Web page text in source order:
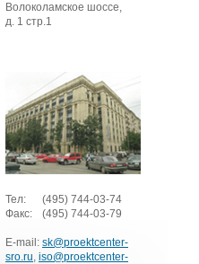
Волоколамское шоссе,
д. 1 стр.1
Тел: (495) 744-03-74
Факс:
(495) 744-03-79
E-mail: sk@proektcenter-
sro.ru, iso@proektcenter-